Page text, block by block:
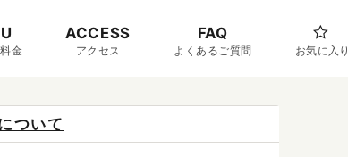
金
ACCESS
アクセス
FAQ
よくあるご質問 お気に入り
ついて